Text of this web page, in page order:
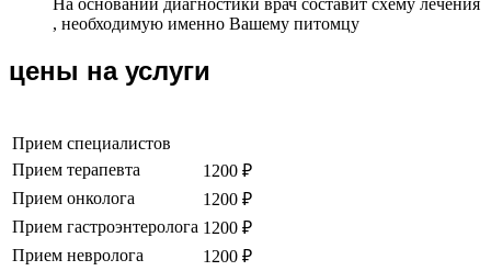
На основании диагностики врач составит схему лечения
, необходимую именно Вашему питомцу
цены на услуги
Прием специалистов
Прием терапевта
1200 ₽
Прием онколога
1200 ₽
Прием гастроэнтеролога 1200 ₽
Прием невролога
1200 ₽